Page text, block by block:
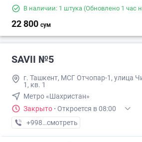
В наличии: 1 штука (Обновлено 1 час
22 800 сум
SAVII №5
г. Ташкент, МСГ Отчопар-1, улица
1, кв. 1
Метро «Шахристан»
Закрыто · Откроется в 08:00
+998 (94) XXX-XX-XX
смотреть